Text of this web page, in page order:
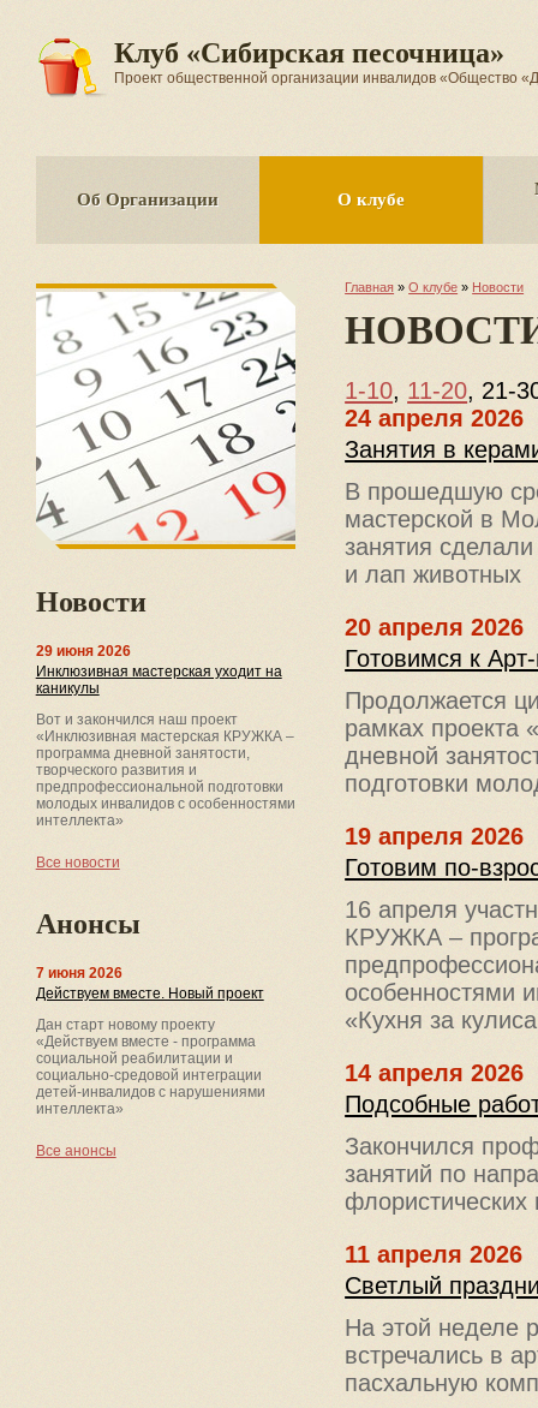
Клуб «Сибирская песочница»
Проект общественной организации инвалидов
Об Организации О клубе
Главная »О клубе » Новости
1-10, 11-20, 21-
24 апреля 2026
Занятия в
В прошедшую
мастерской в
занятия
и лап животных
20 апреля 2026
Готовимся к
Продолжается
рамках проекта
дневной
подготовки
19 апреля 2026
Готовим по-
16 апреля
КРУЖКА –
особенностями
«Кухня за
14 апреля 2026
Подсобные
Закончился
занятий по
флористических
11 апреля 2026
Светлый
На этой неделе
встречались в
пасхальную
Новости
29 июня 2026
Инклюзивная мастерская уходит на
каникулы
Вот и закончился наш проект
«Инклюзивная мастерская КРУЖКА –
программа дневной занятости,
творческого развития и
предпрофессиональной подготовки
молодых инвалидов с особенностями
интеллекта»
Все новости
Анонсы
7 июня 2026
Действуем вместе. Новый проект
Дан старт новому проекту
«Действуем вместе - программа
социальной реабилитации и
социально-средовой интеграции
детей-инвалидов с нарушениями
интеллекта»
Все анонсы